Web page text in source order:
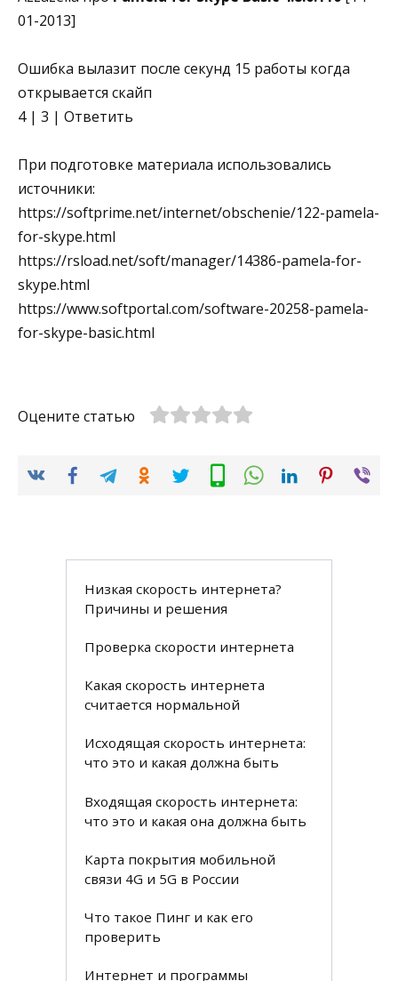
01-2013]
Ошибка вылазит после секунд 15 работы когда
открывается скайп
4 | 3 | Ответить
При подготовке материала использовались
источники:
https://softprime.net/internet/obschenie/122-pamela-
for-skype.html
https://rsload.net/soft/manager/14386-pamela-for-
skype.html
https://www.softportal.com/software-20258-pamela-
for-skype-basic.html
Оцените статью
Низкая скорость интернета?
Причины и решения
Проверка скорости интернета
Какая скорость интернета
считается нормальной
Исходящая скорость интернета:
что это и какая должна быть
Входящая скорость интернета:
что это и какая она должна быть
Карта покрытия мобильной
связи 4G и 5G в России
Что такое Пинг и как его
проверить
Интернет и программы